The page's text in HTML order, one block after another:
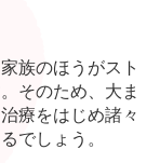
族のほうがスト
そのため、大ま
療をはじめ諸々
でしょう。